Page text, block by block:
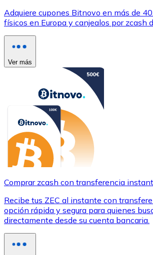
Adquiere cupones Bitnovo en más de
físicos en Europa y canjealos por zcash
Ver más
Comprar zcash con transferencia
Recibe tus ZEC al instante con
opción rápida y segura para quienes
directamente desde su cuenta bancaria.